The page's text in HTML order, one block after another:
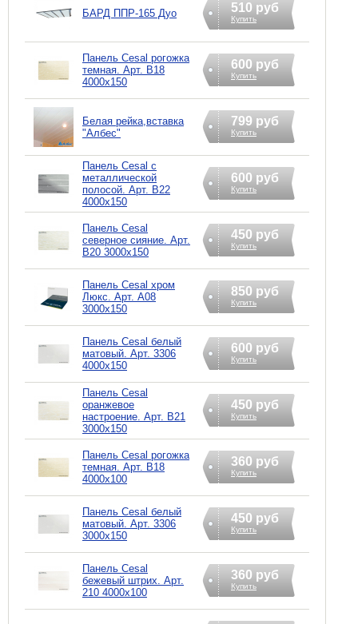
БАРД ППР-165 Дуо 510 руб
Купить
Панель Cesal рогожка
темная. Арт. В18
4000х150
600 руб
Купить
Белая рейка,вставка
"Албес"
799 руб
Купить
Панель Cesal с
металлической
полосой. Арт. В22
4000х150
600 руб
Купить
Панель Cesal
северное сияние. Арт.
В20 3000х150
450 руб
Купить
Панель Cesal хром
Люкс. Арт. А08
3000х150
850 руб
Купить
Панель Cesal белый
матовый. Арт. 3306
4000х150
600 руб
Купить
Панель Cesal
оранжевое
настроение. Арт. В21
3000х150
450 руб
Купить
Панель Cesal рогожка
темная. Арт. В18
4000х100
360 руб
Купить
Панель Cesal белый
матовый. Арт. 3306
3000х150
450 руб
Купить
Панель Cesal
бежевый штрих. Арт.
210 4000х100
360 руб
Купить